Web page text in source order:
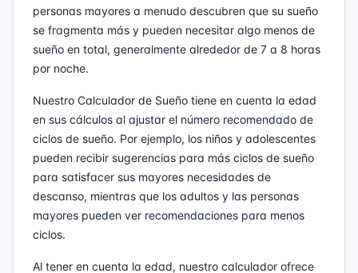
personas mayores a menudo descubren que su sueño
se fragmenta más y pueden necesitar algo menos de
sueño en total, generalmente alrededor de 7 a 8 horas
por noche.
Nuestro Calculador de Sueño tiene en cuenta la edad
en sus cálculos al ajustar el número recomendado de
ciclos de sueño. Por ejemplo, los niños y adolescentes
pueden recibir sugerencias para más ciclos de sueño
para satisfacer sus mayores necesidades de
descanso, mientras que los adultos y las personas
mayores pueden ver recomendaciones para menos
ciclos.
Al tener en cuenta la edad, nuestro calculador ofrece